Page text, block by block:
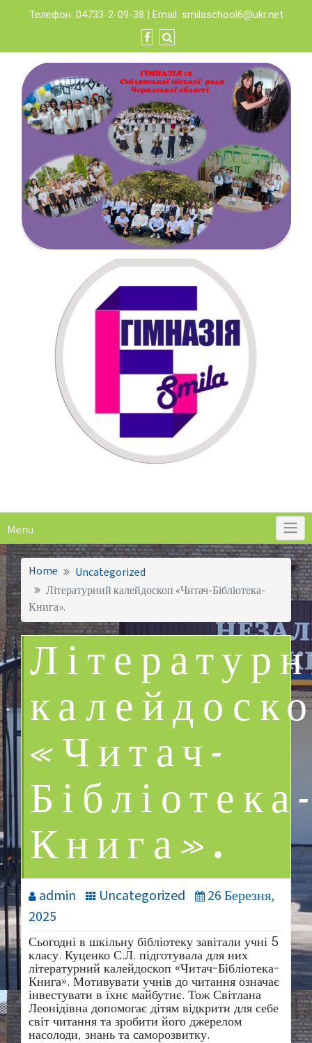
content
Телефон: 04733-2-09-38 | Email: smilaschool6@ukr.net
Menu
Home
Uncategorized
Літературний калейдоскоп «Читач-Бібліотека-
Книга».
«Читач-
Книга».
admin Uncategorized
26 Березня,
2025
Сьогодні в шкільну бібліотеку завітали учні 5
класу. Куценко С.Л. підготувала для них
літературний калейдоскоп «Читач-Бібліотека-
Книга». Мотивувати учнів до читання означає
інвестувати в їхнє майбутнє. Тож Світлана
Леонідівна допомогає дітям відкрити для себе
світ читання та зробити його джерелом
насолоди, знань та саморозвитку.